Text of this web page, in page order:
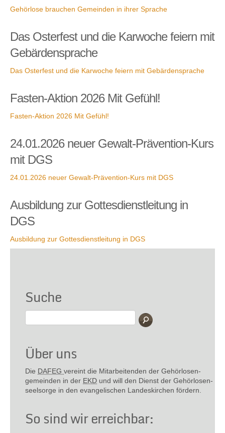
Gehörlose brauchen Gemeinden in ihrer Sprache
Das Osterfest und die Karwoche feiern mit
Gebärdensprache
Das Osterfest und die Karwoche feiern mit Gebärdensprache
Fasten-Aktion 2026 Mit Gefühl!
Fasten-Aktion 2026 Mit Gefühl!
24.01.2026 neuer Gewalt-Prävention-Kurs
mit DGS
24.01.2026 neuer Gewalt-Prävention-Kurs mit DGS
Ausbildung zur Gottesdienstleitung in
DGS
Ausbildung zur Gottesdienstleitung in DGS
Suche
Über uns
Die DAFEG vereint die Mitarbeitenden der Gehör­losen­
gemeinden in der EKD und will den Dienst der Gehör­losen­
seel­sorge in den evange­lischen Landes­kirchen fördern.
So sind wir erreichbar: